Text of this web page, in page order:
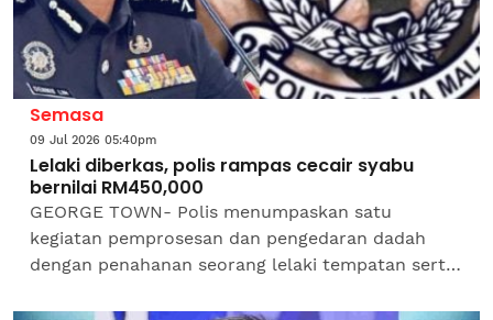
Semasa
09 Jul 2026 05:40pm
Lelaki diberkas, polis rampas cecair syabu
bernilai RM450,000
GEORGE TOWN- Polis menumpaskan satu
kegiatan pemprosesan dan pengedaran dadah
dengan penahanan seorang lelaki tempatan serta